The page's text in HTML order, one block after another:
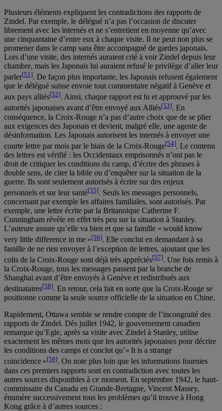
Plusieurs éléments expliquent les contradictions des rapports de
Zindel. Par exemple, le délégué n’a pas l’occasion de discuter
librement avec les internés et ne s’entretient en moyenne qu’avec
une cinquantaine d’entre eux à chaque visite. Il ne peut non plus se
promener dans le camp sans être accompagné de gardes japonais.
Lors d’une visite, des internés auraient crié à voir Zindel depuis leur
chambre, mais les Japonais lui auraient refusé le privilège d’aller leur
parler[51]. De façon plus importante, les Japonais refusent également
que le délégué suisse envoie tout commentaire négatif à Genève et
aux pays alliés[52]. Ainsi, chaque rapport est lu et approuvé par les
autorités japonaises avant d’être envoyé aux Alliés[53]. En
conséquence, la Croix-Rouge n’a pas d’autre choix que de se plier
aux exigences des Japonais et devient, malgré elle, une agente de
désinformation. Les Japonais autorisent les internés à envoyer une
courte lettre par mois par le biais de la Croix-Rouge[54]. Le contenu
des lettres est vérifié : les Occidentaux emprisonnés n’ont pas le
droit de critiquer les conditions du camp, d’écrire des phrases à
double sens, de citer la bible ou d’enquêter sur la situation de la
guerre. Ils sont seulement autorisés à écrire sur des enjeux
personnels et sur leur santé[55]. Seuls les messages personnels,
concernant par exemple les affaires familiales, sont autorisés. Par
exemple, une lettre écrite par la Britannique Catherine F.
Cunningham révèle en effet très peu sur la situation à Stanley.
L’auteure assure qu’elle va bien et que sa famille « would know
very little difference in me »[56]. Elle conclut en demandant à sa
famille de ne rien envoyer à l’exception de lettres, ajoutant que les
colis de la Croix-Rouge sont déjà très appréciés[57]. Une fois remis à
la Croix-Rouge, tous les messages passent par la branche de
Shanghai avant d’être envoyés à Genève et redistribués aux
destinataires[58]. En retour, cela fait en sorte que la Croix-Rouge se
positionne comme la seule source officielle de la situation en Chine.
Rapidement, Ottawa semble se rendre compte de l’incongruité des
rapports de Zindel. Dès juillet 1942, le gouvernement canadien
remarque qu’Egle, après sa visite avec Zindel à Stanley, utilise
exactement les mêmes mots que les autorités japonaises pour décrire
les conditions des camps et conclut qu’« It is a strange
coincidence »[59]. On note plus loin que les informations fournies
dans ces premiers rapports sont en contradiction avec toutes les
autres sources disponibles à ce moment. En septembre 1942, le haut-
commissaire du Canada en Grande-Bretagne, Vincent Massey,
énumère successivement tous les problèmes qu’il trouve à Hong
Kong grâce à d’autres sources :